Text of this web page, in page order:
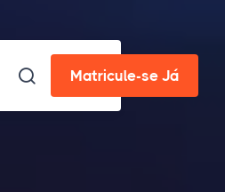
Matricule-se Já